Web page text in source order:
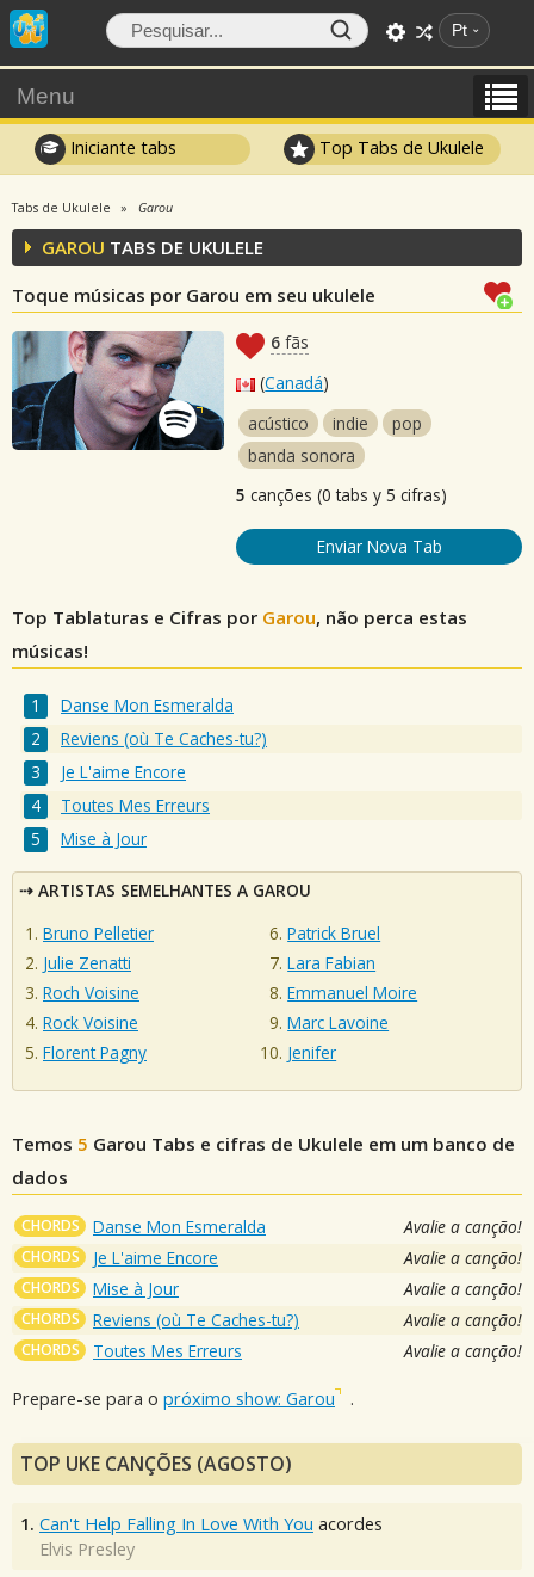
Pt
Menu
Iniciante tabs Top Tabs de Ukulele
Tabs de Ukulele Garou
GAROU TABS DE UKULELE
Toque músicas por Garou em seu ukulele
6 fãs
(Canadá)
acústico
indie
pop
banda sonora
5 canções (0 tabs y 5 cifras)
Enviar Nova Tab
Top Tablaturas e Cifras por Garou, não perca estas
músicas!
Danse Mon Esmeralda
Reviens (où Te Caches-tu?)
Je L'aime Encore
Toutes Mes Erreurs
Mise à Jour
ARTISTAS SEMELHANTES A GAROU
Bruno Pelletier
Julie Zenatti
Roch Voisine
Rock Voisine
Florent Pagny
Patrick Bruel
Lara Fabian
Emmanuel Moire
Marc Lavoine
Jenifer
Temos 5 Garou Tabs e cifras de Ukulele em um banco de
dados
CHORDS Danse Mon Esmeralda Avalie a canção!
CHORDS Je L'aime Encore Avalie a canção!
CHORDS Mise à Jour Avalie a canção!
CHORDS Reviens (où Te Caches-tu?) Avalie a canção!
CHORDS Toutes Mes Erreurs Avalie a canção!
Prepare-se para o próximo show: Garou .
TOP UKE CANÇÕES (AGOSTO)
1. Can't Help Falling In Love With You acordes
Elvis Presley